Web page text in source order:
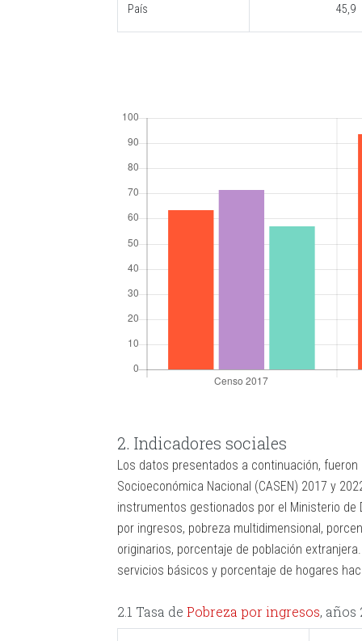
País 45,9
2. Indicadores sociales
Los datos presentados a continuación,
Socioeconómica Nacional (CASEN) 2017 y
instrumentos gestionados por el Ministerio
por ingresos, pobreza multidimensional,
originarios, porcentaje de población
servicios básicos y porcentaje de hogares
2.1 Tasa de Pobreza por ingresos, años